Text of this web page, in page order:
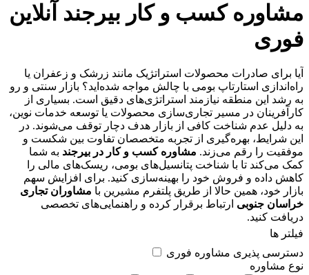
مشاوره کسب و کار بیرجند آنلاین
فوری
آیا برای صادرات محصولات استراتژیک مانند زرشک و زعفران یا
راه‌اندازی استارتاپ بومی با چالش مواجه شده‌اید؟ بازار سنتی و رو
به رشد این منطقه نیازمند استراتژی‌های دقیق است. بسیاری از
کارآفرینان در مسیر تجاری‌سازی محصولات یا توسعه خدمات نوین،
به دلیل عدم شناخت کافی از بازار هدف دچار توقف می‌شوند. در
این شرایط، بهره‌گیری از تجربه متخصصان تفاوت بین شکست و
موفقیت را رقم می‌زند. مشاوره کسب و کار در بیرجند به شما
کمک می‌کند تا با شناخت پتانسیل‌های بومی، ریسک‌های مالی را
کاهش داده و فروش خود را بهینه‌سازی کنید. برای افزایش سهم
بازار خود، همین حالا از طریق پلتفرم مشیرین با مشاوران تجاری
خراسان جنوبی ارتباط برقرار کرده و راهنمایی‌های تخصصی
دریافت کنید.
فیلتر ها
دسترسی پذیری مشاوره فوری
نوع مشاوره